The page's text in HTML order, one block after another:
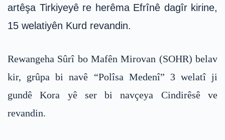
artêşa Tirkiyeyê re herêma Efrînê dagîr kirine,
15 welatiyên Kurd revandin.
Rewangeha Sûrî bo Mafên Mirovan (SOHR) belav
kir, grûpa bi navê “Polîsa Medenî” 3 welatî ji
gundê Kora yê ser bi navçeya Cindirêsê ve
revandin.